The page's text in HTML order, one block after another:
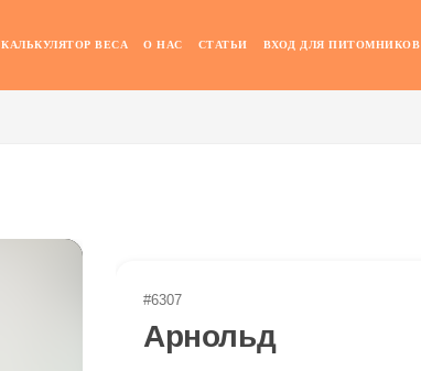
КАЛЬКУЛЯТОР ВЕСА О НАС СТАТЬИ ВХОД ДЛЯ ПИТОМНИКОВ
#6307
Арнольд